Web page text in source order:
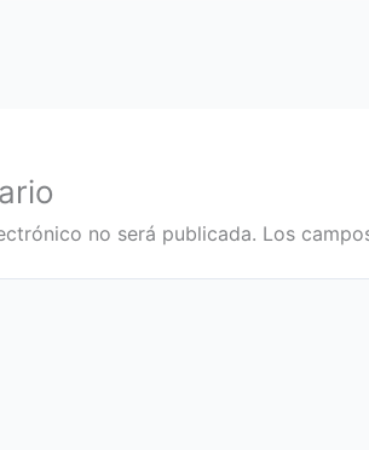
no será publicada. Los